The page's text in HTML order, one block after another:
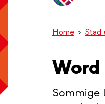
Home Stad
Sommige